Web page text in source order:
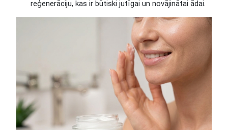
reģenerāciju, kas ir būtiski jutīgai un novājinātai ādai.